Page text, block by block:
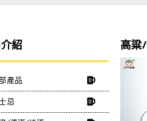
紹
產品
忌
高粱